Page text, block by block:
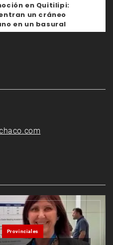
en Quitilipi:
un cráneo
en un basural
Provinciales